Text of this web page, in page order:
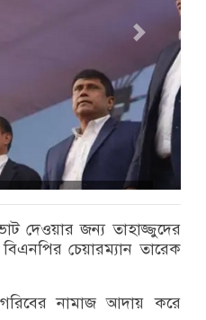
দেওয়ার জন্য তাহাজ্জুদের
চেয়ারম্যান তারেক
নামাজ আদায় করে